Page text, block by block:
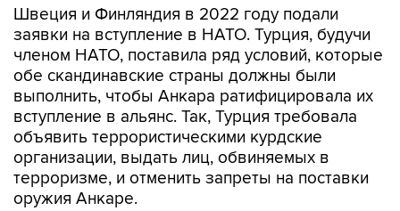
Швеция и Финляндия в 2022 году подали
заявки на вступление в НАТО. Турция, будучи
членом НАТО, поставила ряд условий, которые
обе скандинавские страны должны были
выполнить, чтобы Анкара ратифицировала их
вступление в альянс. Так, Турция требовала
объявить террористическими курдские
организации, выдать лиц, обвиняемых в
терроризме, и отменить запреты на поставки
оружия Анкаре.